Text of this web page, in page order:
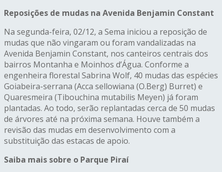
Reposições de mudas na Avenida Benjamin Constant
Na segunda-feira, 02/12, a Sema iniciou a reposição de
mudas que não vingaram ou foram vandalizadas na
Avenida Benjamin Constant, nos canteiros centrais dos
bairros Montanha e Moinhos d’Água. Conforme a
engenheira florestal Sabrina Wolf, 40 mudas das espécies
Goiabeira-serrana (Acca sellowiana (O.Berg) Burret) e
Quaresmeira (Tibouchina mutabilis Meyen) já foram
plantadas. Ao todo, serão replantadas cerca de 50 mudas
de árvores até na próxima semana. Houve também a
revisão das mudas em desenvolvimento com a
substituição das estacas de apoio.
Saiba mais sobre o Parque Piraí